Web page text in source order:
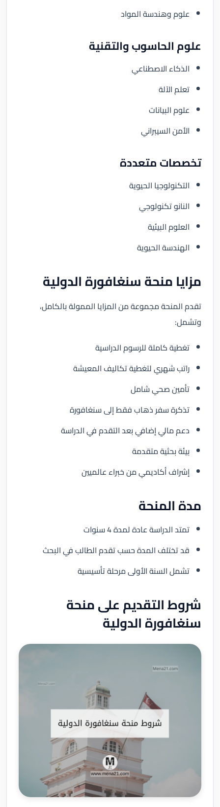
علوم وهندسة المواد
علوم الحاسوب والتقنية
الذكاء الاصطناعي
تعلم الآلة
علوم البيانات
الأمن السيبراني
تخصصات متعددة
التكنولوجيا الحيوية
النانو تكنولوجي
العلوم البيئية
الهندسة الحيوية
مزايا منحة سنغافورة الدولية
تقدم المنحة مجموعة من المزايا الممولة بالكامل،
وتشمل:
تغطية كاملة للرسوم الدراسية
راتب شهري لتغطية تكاليف المعيشة
تأمين صحي شامل
تذكرة سفر ذهاب فقط إلى سنغافورة
دعم مالي إضافي بعد التقدم في الدراسة
بيئة بحثية متقدمة
إشراف أكاديمي من خبراء عالميين
مدة المنحة
تمتد الدراسة عادة لمدة 4 سنوات
قد تختلف المدة حسب تقدم الطالب في البحث
تشمل السنة الأولى مرحلة تأسيسية
شروط التقديم على منحة
سنغافورة الدولية